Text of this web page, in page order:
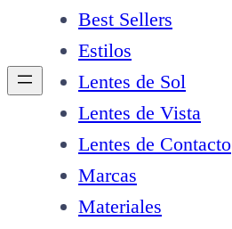
Best Sellers
Estilos
Lentes de Sol
Lentes de Vista
Lentes de Contacto
Marcas
Materiales